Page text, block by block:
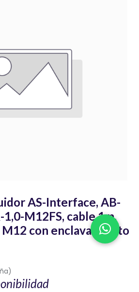
AS-Interface, AB-
1,0-M12FS, cable 1m,
M12 con enclavamiento